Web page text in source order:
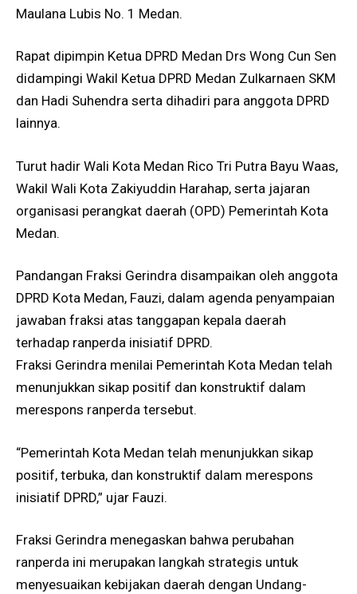
Maulana Lubis No. 1 Medan.
Rapat dipimpin Ketua DPRD Medan Drs Wong Cun Sen
didampingi Wakil Ketua DPRD Medan Zulkarnaen SKM
dan Hadi Suhendra serta dihadiri para anggota DPRD
lainnya.
Turut hadir Wali Kota Medan Rico Tri Putra Bayu Waas,
Wakil Wali Kota Zakiyuddin Harahap, serta jajaran
organisasi perangkat daerah (OPD) Pemerintah Kota
Medan.
Pandangan Fraksi Gerindra disampaikan oleh anggota
DPRD Kota Medan, Fauzi, dalam agenda penyampaian
jawaban fraksi atas tanggapan kepala daerah
terhadap ranperda inisiatif DPRD.
Fraksi Gerindra menilai Pemerintah Kota Medan telah
menunjukkan sikap positif dan konstruktif dalam
merespons ranperda tersebut.
“Pemerintah Kota Medan telah menunjukkan sikap
positif, terbuka, dan konstruktif dalam merespons
inisiatif DPRD,” ujar Fauzi.
Fraksi Gerindra menegaskan bahwa perubahan
ranperda ini merupakan langkah strategis untuk
menyesuaikan kebijakan daerah dengan Undang-